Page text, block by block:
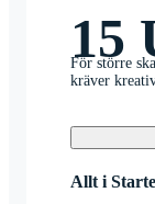
15
För större
kräver
Allt i